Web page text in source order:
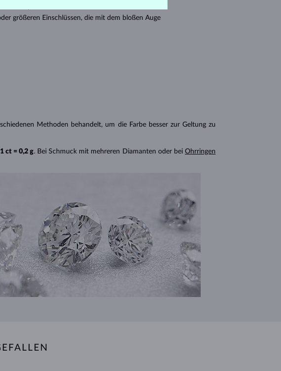
größeren Einschlüssen, die mit dem bloßen Auge
Methoden behandelt, um die Farbe besser zur Geltung zu
1 ct = 0,2 g. Bei Schmuck mit mehreren Diamanten oder bei Ohrringen